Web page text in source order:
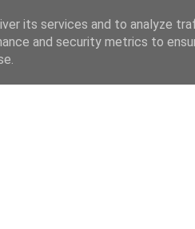
its services and to analyze
and security metrics to